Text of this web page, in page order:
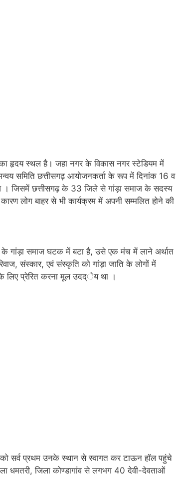
हृदय स्थल है। जहा नगर के विकास नगर स्टेडियम में
समिति छत्तीसगढ़ आयोजनकर्ता के रूप में दिनांक 16 व
। जिसमें छत्तीसगढ़ के 33 जिले से गांड़ा समाज के सदस्य
लोग बाहर से भी कार्यक्रम में अपनी सम्मलित होने की
के गांड़ा समाज घटक में बटा है, उसे एक मंच में लाने अर्थात
संस्कार, एवं संस्कृति को गांड़ा जाति के लोगों में
लिए प्रेरित करना मूल उदद्ेय था ।
को सर्व प्रथम उनके स्थान से स्वागत कर टाऊन हॉल पहुंचे
धमतरी, जिला कोण्डागांव से लगभग 40 देवी-देवताओं